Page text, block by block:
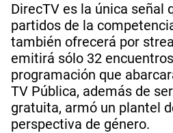
DirecTV es la única señal
partidos de la
también ofrecerá por
emitirá sólo 32
programación que
TV Pública, además de
gratuita, armó un plantel
perspectiva de género.